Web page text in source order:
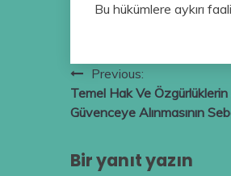
Bu hükümlere aykırı
Yazı
gezinmesi
Previous:
Temel Hak Ve
Güvenceye Alınmasının
Bir yanıt yazın